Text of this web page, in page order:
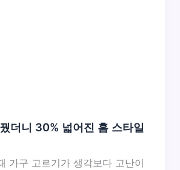
더니 30% 넓어진 홈 스타일
가구 고르기가 생각보다 고난이